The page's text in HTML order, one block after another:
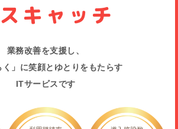
キャッチ
業務改善を支援し、
く」に笑顔とゆとりをもたらす
ITサービスです
稚園（北海道札幌市）にご採用頂きまし